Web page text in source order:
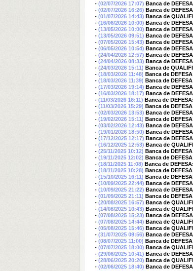
- (02/07/2026 17:07) Banca de
- (02/07/2026 16:26) Banca de
- (01/07/2026 14:43) Banca de
- (16/06/2026 10:00) Banca de
- (13/05/2026 10:00) Banca de
- (13/05/2026 09:51) Banca de
- (07/05/2026 15:43) Banca de
- (06/05/2026 10:54) Banca de
- (24/04/2026 12:57) Banca de
- (24/04/2026 08:33) Banca de
- (24/03/2026 15:11) Banca de
- (18/03/2026 11:48) Banca de
- (18/03/2026 11:39) Banca de
- (17/03/2026 19:14) Banca de
- (16/03/2026 18:17) Banca de
- (11/03/2026 16:11) Banca de
- (11/03/2026 15:29) Banca de
- (02/03/2026 13:53) Banca de
- (19/02/2026 15:11) Banca de
- (03/02/2026 12:43) Banca de
- (19/01/2026 18:50) Banca de
- (17/12/2025 12:17) Banca de
- (16/12/2025 12:53) Banca de
- (25/11/2025 10:12) Banca de
- (19/11/2025 12:02) Banca de
- (18/11/2025 11:08) Banca de
- (18/11/2025 10:28) Banca de
- (15/10/2025 16:11) Banca de
- (10/09/2025 22:44) Banca de
- (10/09/2025 21:22) Banca de
- (01/09/2025 21:11) Banca de
- (20/08/2025 16:57) Banca de
- (14/08/2025 10:43) Banca de
- (07/08/2025 15:23) Banca de
- (07/08/2025 14:44) Banca de
- (05/08/2025 15:46) Banca de
- (31/07/2025 09:56) Banca de
- (08/07/2025 11:00) Banca de
- (07/07/2025 18:00) Banca de
- (29/06/2025 10:41) Banca de
- (28/06/2025 20:20) Banca de
- (02/06/2025 18:40) Banca de